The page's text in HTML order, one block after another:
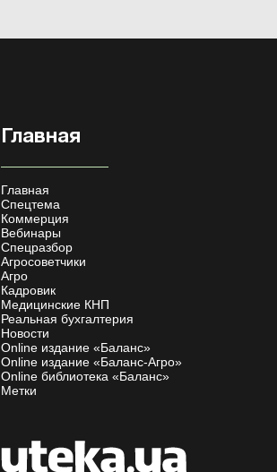
Главная
Главная
Спецтема
Коммерция
Вебинары
Спецразбор
Агросоветчики
Агро
Кадровик
Медицинские КНП
Реальная бухгалтерия
Новости
Online издание «Баланс»
Online издание «Баланс-Агро»
Online библиотека «Баланс»
Метки